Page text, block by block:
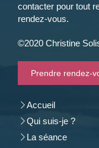
contacter pour tout
rendez-vous.
©2020 Christine
Prendre rendez-
Accueil
Qui suis-je ?
La séance